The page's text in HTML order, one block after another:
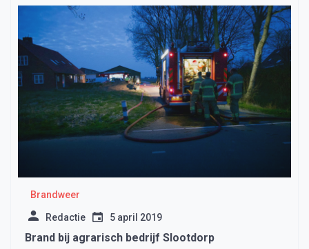
Brandweer
Redactie 5 april 2019
Brand bij agrarisch bedrijf Slootdorp